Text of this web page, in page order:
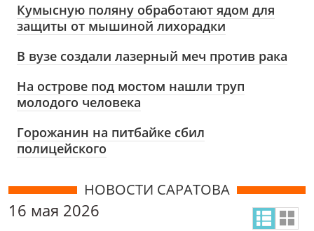
Кумысную поляну обработают ядом для
защиты от мышиной лихорадки
В вузе создали лазерный меч против рака
На острове под мостом нашли труп
молодого человека
Горожанин на питбайке сбил
полицейского
НОВОСТИ САРАТОВА
16 мая 2026